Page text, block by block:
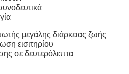
μεγάλης διάρκειας ζωής
εισιτηρίου
σε δευτερόλεπτα